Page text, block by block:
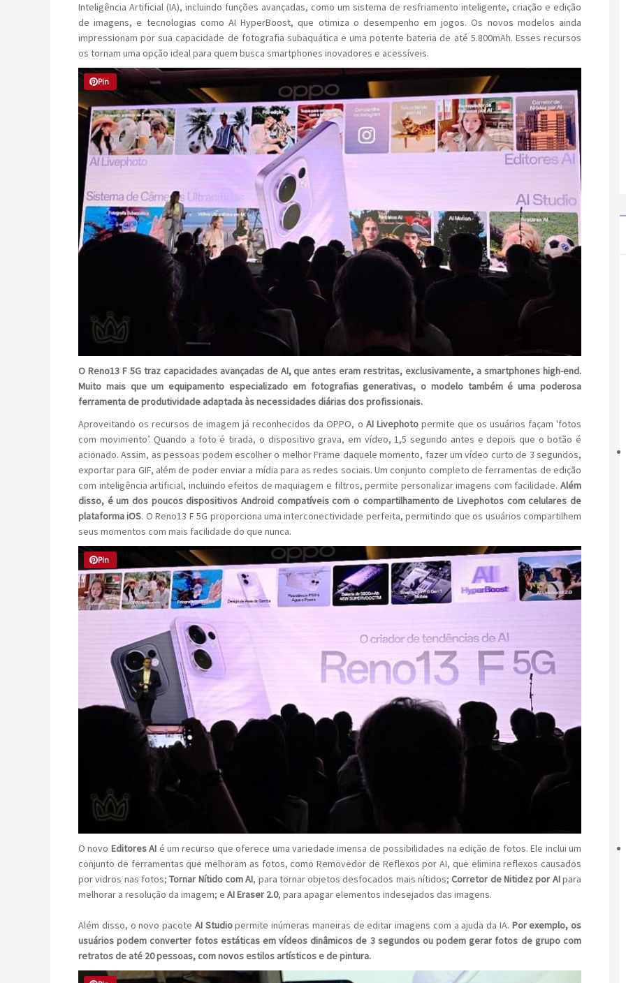
Inteligência Artificial (IA), incluindo funções avançadas, como um sistema de resfriamento inteligente, criação e edição
de imagens, e tecnologias como AI HyperBoost, que otimiza o desempenho em jogos. Os novos modelos ainda
impressionam por sua capacidade de fotografia subaquática e uma potente bateria de até 5.800mAh. Esses recursos
os tornam uma opção ideal para quem busca smartphones inovadores e acessíveis.
Pin
O Reno13 F 5G traz capacidades avançadas de AI, que antes eram restritas, exclusivamente, a smartphones high-end.
Muito mais que um equipamento especializado em fotografias generativas, o modelo também é uma poderosa
ferramenta de produtividade adaptada às necessidades diárias dos profissionais.
Aproveitando os recursos de imagem já reconhecidos da OPPO, o AI Livephotopermite que os usuários façam 'fotos
com movimento’. Quando a foto é tirada, o dispositivo grava, em vídeo, 1,5 segundo antes e depois que o botão é
acionado. Assim, as pessoas podem escolher o melhor Frame daquele momento, fazer um vídeo curto de 3 segundos,
exportar para GIF, além de poder enviar a mídia para as redes sociais. Um conjunto completo de ferramentas de edição
com inteligência artificial, incluindo efeitos de maquiagem e filtros, permite personalizar imagens com facilidade. Além
disso, é um dos poucos dispositivos Android compatíveis com o compartilhamento de Livephotos com celulares de
plataforma iOS. O Reno13 F 5G proporciona uma interconectividade perfeita, permitindo que os usuários compartilhem
seus momentos com mais facilidade do que nunca.
Pin
O novo Editores AI é um recurso que oferece uma variedade imensa de possibilidades na edição de fotos. Ele inclui um
conjunto de ferramentas que melhoram as fotos, como Removedor de Reflexos por AI, que elimina reflexos causados
por vidros nas fotos;Tornar Nítido com AI, para tornar objetos desfocados mais nítidos;Corretor de Nitidez por AIpara
melhorar a resolução da imagem; e AI Eraser 2.0, para apagar elementos indesejados das imagens.
Além disso, o novo pacote AI Studiopermite inúmeras maneiras de editar imagens com a ajuda da IA. Por exemplo, os
usuários podem converter fotos estáticas em vídeos dinâmicos de 3 segundos ou podem gerar fotos de grupo com
retratos de até 20 pessoas, com novos estilos artísticos e de pintura.